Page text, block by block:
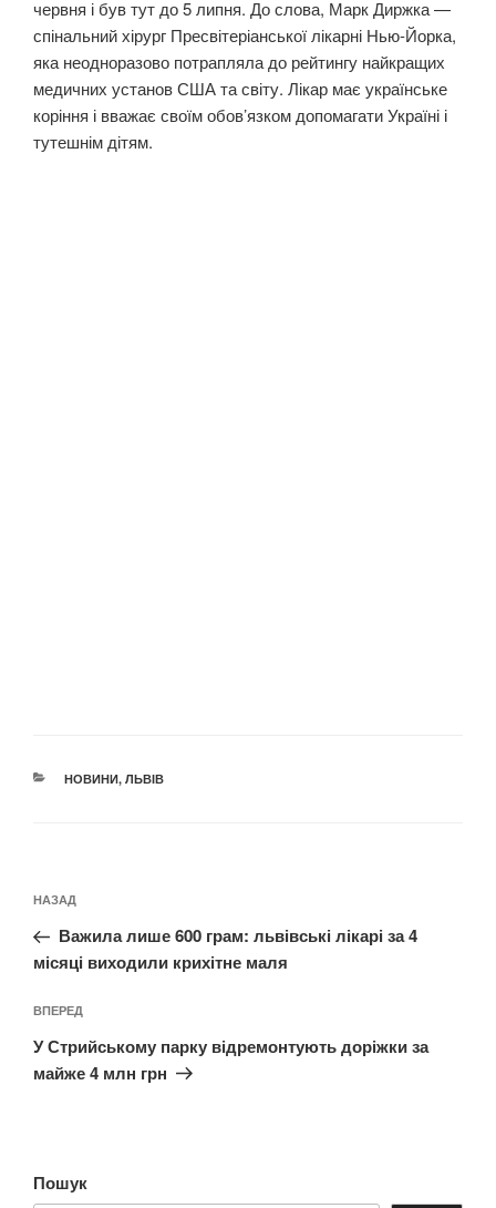
червня і був тут до 5 липня. До слова, Марк Диржка —
спінальний хірург Пресвітеріанської лікарні Нью-Йорка,
яка неодноразово потрапляла до рейтингу найкращих
медичних установ США та світу. Лікар має українське
коріння і вважає своїм обов’язком допомагати Україні і
тутешнім дітям.
КАТЕГОРІЇ
НОВИНИ, ЛЬВІВ
записів
Попередній
запис:
НАЗАД
Важила лише 600 грам: львівські лікарі за 4
місяці виходили крихітне маля
Наступний
запис
ВПЕРЕД
У Стрийському парку відремонтують доріжки за
майже 4 млн грн
Пошук